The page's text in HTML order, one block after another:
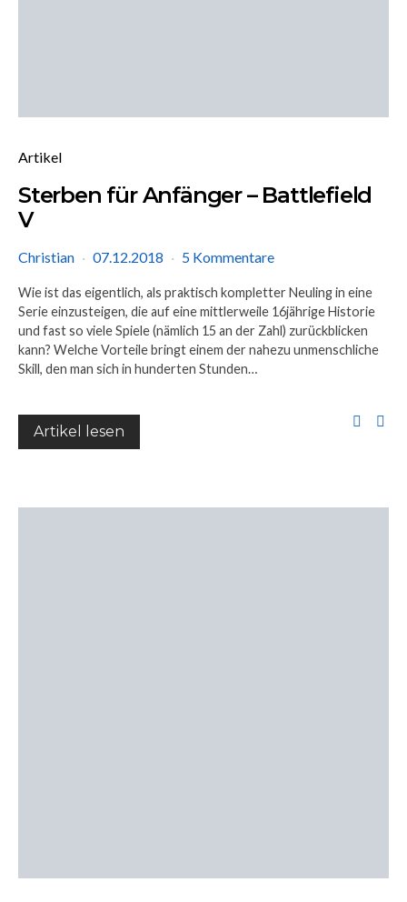
Artikel
Sterben für Anfänger – Battlefield
V
Christian 07.12.2018 5 Kommentare
Wie ist das eigentlich, als praktisch kompletter Neuling in eine
Serie einzusteigen, die auf eine mittlerweile 16jährige Historie
und fast so viele Spiele (nämlich 15 an der Zahl) zurückblicken
kann? Welche Vorteile bringt einem der nahezu unmenschliche
Skill, den man sich in hunderten Stunden…
Artikel lesen